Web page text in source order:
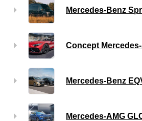
Mercedes-Benz
Concept
Mercedes-Benz
Mercedes-AMG